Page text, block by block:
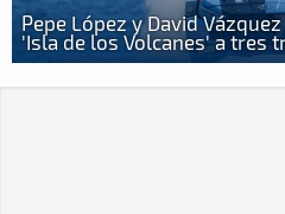
Pepe López y David
'Isla de los Volcanes' a tres